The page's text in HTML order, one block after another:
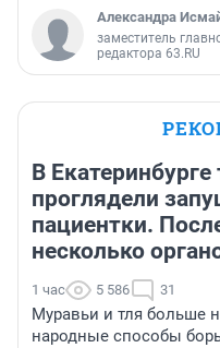
Александра
заместитель
редактора 63.RU
В
проглядели
пациентки.
несколько
1 час 5 586 31
Муравьи и тля больше
народные способы